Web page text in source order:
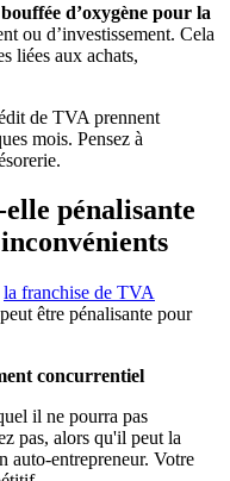
bouffée d’oxygène pour la
ou d’investissement. Cela
liées aux achats,
de TVA prennent
mois. Pensez à
pénalisante
la franchise de TVA
être pénalisante pour
concurrentiel
il ne pourra pas
pas, alors qu'il peut la
auto-entrepreneur. Votre